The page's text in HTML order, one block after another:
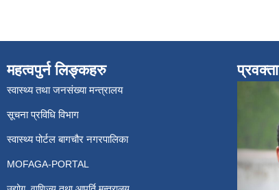
महत्वपुर्न लिङ्कहरु
स्वास्थ्य तथा जनसंख्या मन्त्रालय
सूचना प्रविधि विभाग
स्वास्थ्य पोर्टल बागचौर नगरपालिका
MOFAGA-PORTAL
प्रवक्ता